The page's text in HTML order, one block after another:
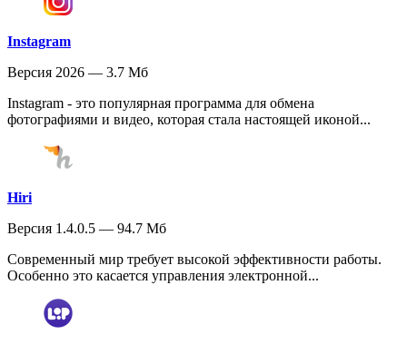
Instagram
Версия 2026 — 3.7 Мб
Instagram - это популярная программа для обмена
фотографиями и видео, которая стала настоящей иконой...
Hiri
Версия 1.4.0.5 — 94.7 Мб
Современный мир требует высокой эффективности работы.
Особенно это касается управления электронной...